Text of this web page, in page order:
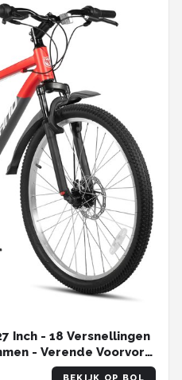
Inch - 18 Versnellingen
- Verende Voorvork